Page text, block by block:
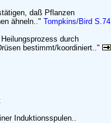
daß Pflanzen
ähneln.." Tompkins/Bird S.74
durch
bestimmt/koordiniert.."
Induktionsspulen..